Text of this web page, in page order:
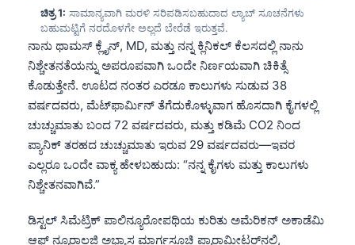
ಚಿತ್ರ 1: ಸಾಮಾನ್ಯವಾಗಿ ಮರಳಿ ಸರಿಪಡಿಸಬಹುದಾದ ಲ್ಯಾಬ್ ಸೂಚನೆಗಳು
ಬಹುಮಟ್ಟಿಗೆ ನರದೊಳಗೇ ಅಲ್ಲದೆ ಬೇರೆಡೆ ಇರುತ್ತವೆ.
ನಾನು ಥಾಮಸ್ ಕ್ಲೈನ್, MD, ಮತ್ತು ನನ್ನ ಕ್ಲಿನಿಕಲ್ ಕೆಲಸದಲ್ಲಿ ನಾನು
ನಿಶ್ಚೇತನತೆಯನ್ನು ಅಪರೂಪವಾಗಿ ಒಂದೇ ನಿರ್ಣಯವಾಗಿ ಚಿಕಿತ್ಸೆ
ಕೊಡುತ್ತೇನೆ. ಊಟದ ನಂತರ ಎರಡೂ ಕಾಲುಗಳು ಸುಡುವ 38
ವರ್ಷದವರು, ಮೆಟ್‌ಫಾರ್ಮಿನ್ ತೆಗೆದುಕೊಳ್ಳುವಾಗ ಹೊಸದಾಗಿ ಕೈಗಳಲ್ಲಿ
ಚುಚ್ಚುಮಾತು ಬಂದ 72 ವರ್ಷದವರು, ಮತ್ತು ಕಡಿಮೆ CO2 ನಿಂದ
ಪ್ಯಾನಿಕ್ ತರಹದ ಚುಚ್ಚುಮಾತು ಇರುವ 29 ವರ್ಷದವರು—ಇವರ
ಎಲ್ಲರೂ ಒಂದೇ ವಾಕ್ಯ ಹೇಳಬಹುದು: “ನನ್ನ ಕೈಗಳು ಮತ್ತು ಕಾಲುಗಳು
ನಿಶ್ಚೇತನವಾಗಿವೆ.”
ಡಿಸ್ಟಲ್ ಸಿಮೆಟ್ರಿಕ್ ಪಾಲಿನ್ಯೂರೋಪಥಿಯ ಕುರಿತು ಅಮೆರಿಕನ್ ಅಕಾಡೆಮಿ
ಆಫ್ ನ್ಯೂರಾಲಜಿ ಅಭ್ಯಾಸ ಮಾರ್ಗಸೂಚಿ ಪ್ಯಾರಾಮೀಟರ್‌ನಲ್ಲಿ,